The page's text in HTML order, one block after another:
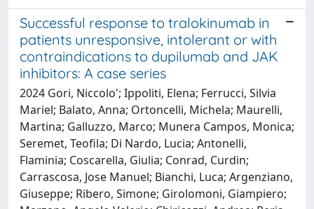
Successful response to tralokinumab in
patients unresponsive, intolerant or with
contraindications to dupilumab and JAK
inhibitors: A case series
2024 Gori, Niccolo'; Ippoliti, Elena; Ferrucci, Silvia
Mariel; Balato, Anna; Ortoncelli, Michela; Maurelli,
Martina; Galluzzo, Marco; Munera Campos, Monica;
Seremet, Teofila; Di Nardo, Lucia; Antonelli,
Flaminia; Coscarella, Giulia; Conrad, Curdin;
Carrascosa, Jose Manuel; Bianchi, Luca; Argenziano,
Giuseppe; Ribero, Simone; Girolomoni, Giampiero;